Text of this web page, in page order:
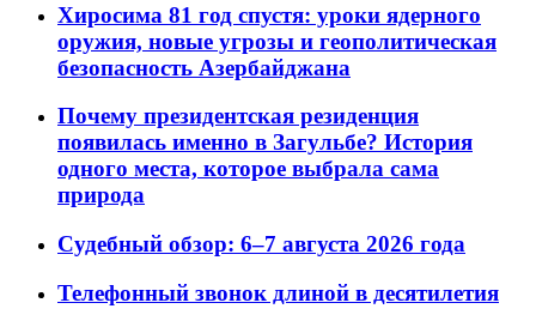
Хиросима 81 год спустя: уроки ядерного
оружия, новые угрозы и геополитическая
безопасность Азербайджана
Почему президентская резиденция
появилась именно в Загульбе? История
одного места, которое выбрала сама
природа
Судебный обзор: 6–7 августа 2026 года
Телефонный звонок длиной в десятилетия